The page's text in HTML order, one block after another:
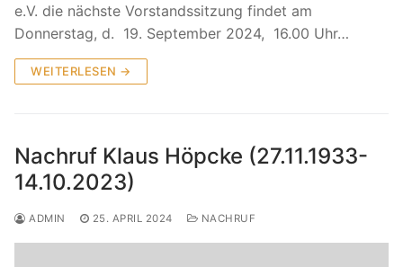
e.V. die nächste Vorstandssitzung findet am
Donnerstag, d. 19. September 2024, 16.00 Uhr…
WEITERLESEN →
Nachruf Klaus Höpcke (27.11.1933-
14.10.2023)
ADMIN 25. APRIL 2024 NACHRUF